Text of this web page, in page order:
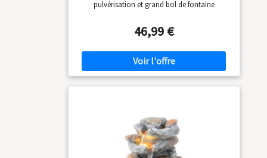
pulvérisation et grand bol de fontaine
superbe aspect tonneau en bois (D x H) 51 x 36
cm. Facile : trouvez un espace extérieur
ensoleillé pour la coque décorative, remplissez
l'eau et insérez la fontaine solaire avec embout
de pulvérisation – la fontaine de jardin
bien sûr beaucoup de place pour la décoration
comme les plantes, les pierres et les figurines.
Polyvalent : idéal comme bain d'oiseaux de
jardin ou comme bol décoratif d'extérieur avec
46,99 €